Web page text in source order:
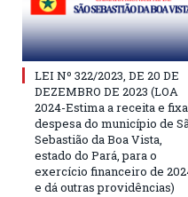
LEI Nº 322/2023, DE 20 DE
DEZEMBRO DE 2023 (LOA
2024-Estima a receita e
despesa do município de
Sebastião da Boa Vista,
estado do Pará, para o
exercício financeiro de
e dá outras providências)